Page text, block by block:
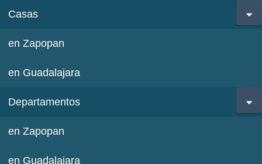
Casas
en Zapopan
en Guadalajara
Departamentos
en Zapopan
en Guadalajara